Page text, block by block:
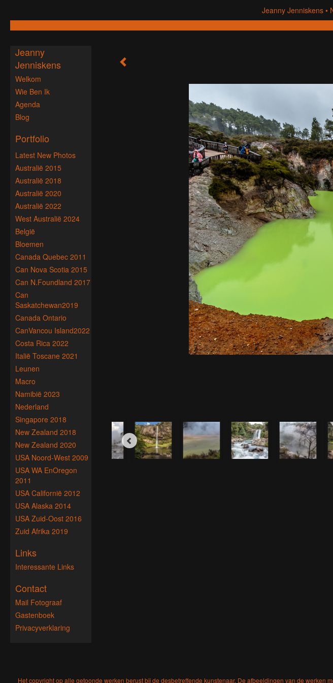
Jeanny Jenniskens
Jeanny
Jenniskens
Welkom
Wie Ben Ik
Agenda
Blog
Portfolio
Latest New Photos
Australië 2015
Australië 2018
Australië 2020
Australië 2022
West Australië 2024
België
Bloemen
Canada Quebec 2011
Can Nova Scotia 2015
Can N.Foundland 2017
Can
Saskatchewan2019
Canada Ontario
CanVancou Island2022
Costa Rica 2022
Italië Toscane 2021
Leunen
Macro
Namibië 2023
Nederland
Singapore 2018
New Zealand 2018
New Zealand 2020
USA Noord-West 2009
USA WA EnOregon
2011
USA Californië 2012
USA Alaska 2014
USA Zuid-Oost 2016
Zuid Afrika 2019
Links
Interessante Links
Contact
Mail Fotograaf
Gastenboek
Privacyverklaring
Het copyright op alle getoonde werken berust bij de desbetreffende kunstenaar. De afbeeldingen van de werken